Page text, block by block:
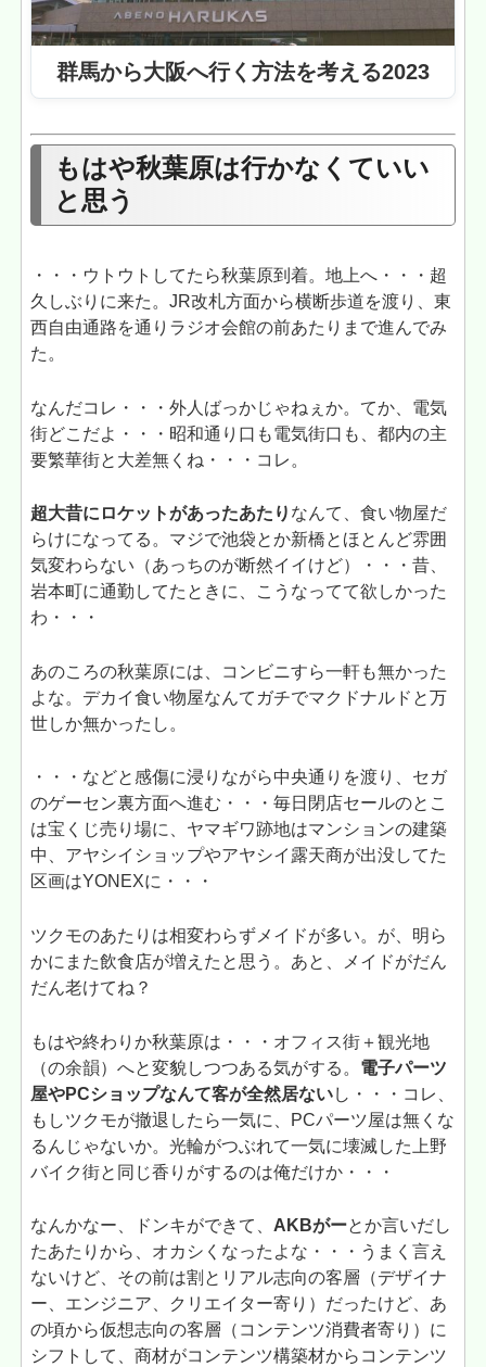
群馬から大阪へ行く方法を考える2023
もはや秋葉原は行かなくていい
と思う
・・・ウトウトしてたら秋葉原到着。地上へ・・・超
久しぶりに来た。JR改札方面から横断歩道を渡り、東
西自由通路を通りラジオ会館の前あたりまで進んでみ
た。
なんだコレ・・・外人ばっかじゃねぇか。てか、電気
街どこだよ・・・昭和通り口も電気街口も、都内の主
要繁華街と大差無くね・・・コレ。
超大昔にロケットがあったあたり なんて、食い物屋だ
らけになってる。マジで池袋とか新橋とほとんど雰囲
気変わらない（あっちのが断然イイけど）・・・昔、
岩本町に通勤してたときに、こうなってて欲しかった
わ・・・
あのころの秋葉原には、コンビニすら一軒も無かった
よな。デカイ食い物屋なんてガチでマクドナルドと万
世しか無かったし。
・・・などと感傷に浸りながら中央通りを渡り、セガ
のゲーセン裏方面へ進む・・・毎日閉店セールのとこ
は宝くじ売り場に、ヤマギワ跡地はマンションの建築
中、アヤシイショップやアヤシイ露天商が出没してた
区画はYONEXに・・・
ツクモのあたりは相変わらずメイドが多い。が、明ら
かにまた飲食店が増えたと思う。あと、メイドがだん
だん老けてね？
もはや終わりか秋葉原は・・・オフィス街＋観光地
（の余韻）へと変貌しつつある気がする。 電子パーツ
屋やPCショップなんて客が全然居ないし・・・コレ、
もしツクモが撤退したら一気に、PCパーツ屋は無くな
るんじゃないか。光輪がつぶれて一気に壊滅した上野
バイク街と同じ香りがするのは俺だけか・・・
なんかなー、ドンキができて、 AKBがーとか言いだし
たあたりから、オカシくなったよな・・・うまく言え
ないけど、その前は割とリアル志向の客層（デザイナ
ー、エンジニア、クリエイター寄り）だったけど、あ
の頃から仮想志向の客層（コンテンツ消費者寄り）に
シフトして、商材がコンテンツ構築材からコンテンツ